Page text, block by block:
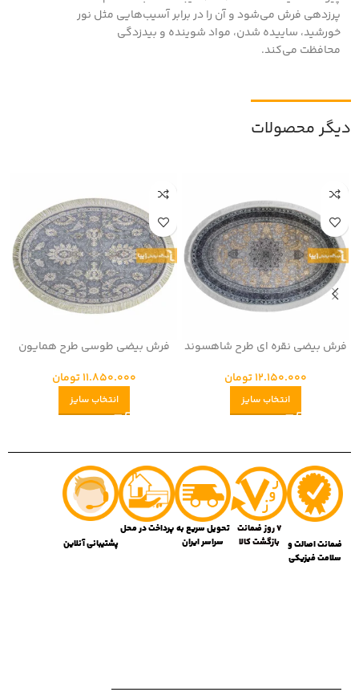
پرزدهی فرش می‌شود و آن را در برابر آسیب‌هایی مثل نور
خورشید، ساییده شدن، مواد شوینده و بیدزدگی
محافظت می‌کند.
دیگر محصولات
فرش بیضی نقره ای طرح شاهسوند
12.150.000 تومان
انتخاب سایز
فرش بیضی طوسی طرح همایون
11.850.000 تومان
انتخاب سایز
ضمانت اصالت و
سلامت فیزیکی
7 روز ضمانت
بازگشت کالا
تحویل سریع به
سراسر ایران
پرداخت در محل
پشتیبانی آنلاین